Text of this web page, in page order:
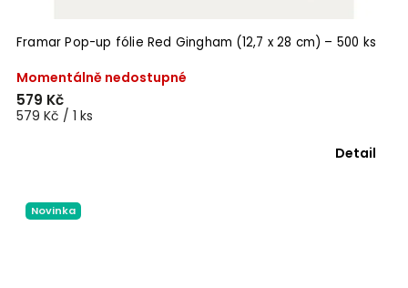
Framar Pop-up fólie Red Gingham (12,7 x 28 cm) – 500 ks
Momentálně nedostupné
579 Kč
579 Kč / 1 ks
Detail
Novinka